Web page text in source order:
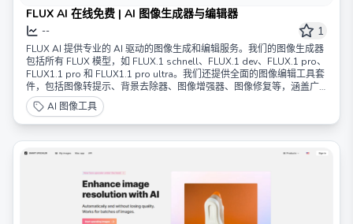
FLUX AI 在线免费 | AI 图像生成器与编辑器
-- 1
FLUX AI 提供专业的 AI 驱动的图像生成和编辑服务。我们的图像生成器
包括所有 FLUX 模型，如 FLUX.1 schnell、FLUX.1 dev、FLUX.1 pro、
FLUX1.1 pro 和 FLUX1.1 pro ultra。我们还提供全面的图像编辑工具套
件，包括图像转提示、背景去除器、图像增强器、图像修复等，涵盖广
泛的创意和增强需求。
AI 图像工具